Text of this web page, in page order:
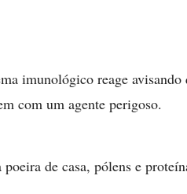
imunológico reage avisando
com um agente perigoso.
de casa, pólens e